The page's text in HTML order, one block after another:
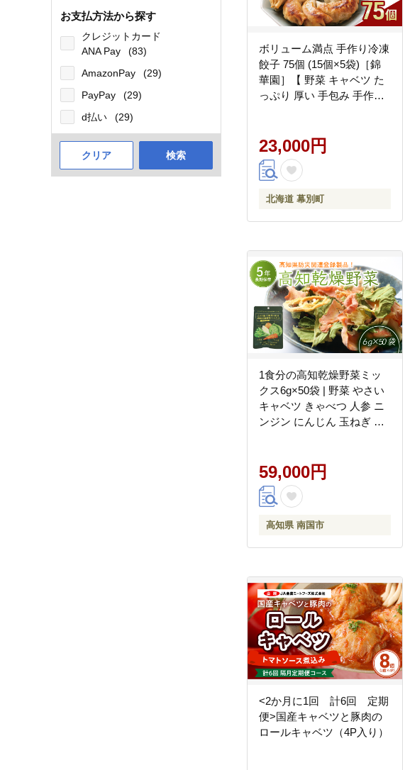
お支払方法から探す
クレジットカード
ANA Pay
(83)
AmazonPay
(29)
PayPay
(29)
d払い
(29)
クリア 検索
ボリューム満点 手作り冷凍
餃子 75個 (15個×5袋)［錦
華園］【 野菜 キャベツ た
っぷり 厚い 手包み 手作り
23,000円
北海道 幕別町
1食分の高知乾燥野菜ミッ
クス6g×50袋 | 野菜 やさい
キャベツ きゃべつ 人参 ニ
ンジン にんじん 玉ねぎ た
防災食 災害食 小分け 個包
装 便利 衛生的 長期保存 栄
養 乾燥 食品 簡単調理 人気
ド フード 高知県 南国市
59,000円
高知県 南国市
<2か月に1回 計6回 定期
便>国産キャベツと豚肉の
ロールキャベツ（4P入り）